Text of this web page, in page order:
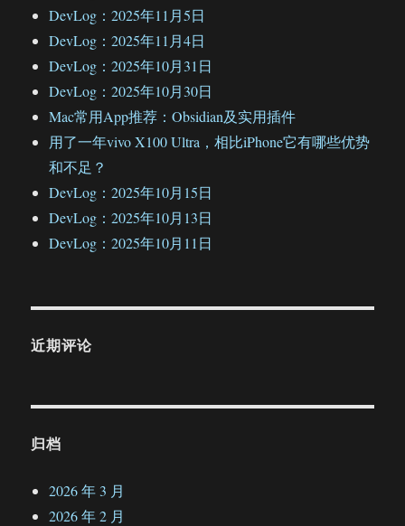
DevLog：2025年11月5日
DevLog：2025年11月4日
DevLog：2025年10月31日
DevLog：2025年10月30日
Mac常用App推荐：Obsidian及实用插件
用了一年vivo X100 Ultra，相比iPhone它有哪些优势
和不足？
DevLog：2025年10月15日
DevLog：2025年10月13日
DevLog：2025年10月11日
近期评论
归档
2026 年 3 月
2026 年 2 月